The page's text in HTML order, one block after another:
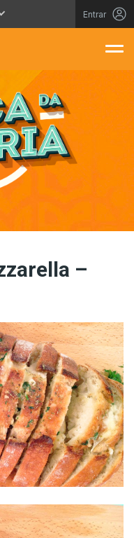
Entrar
–